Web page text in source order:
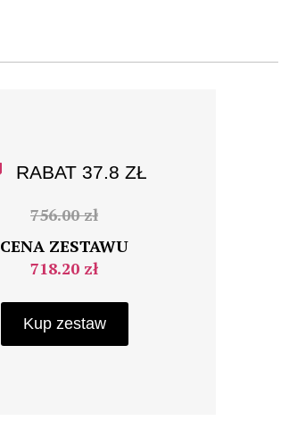
RABAT 37.8 ZŁ
756.00 zł
CENA ZESTAWU
718.20 zł
Kup zestaw